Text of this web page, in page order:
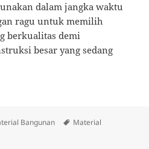
dalam jangka waktu
ragu untuk memilih
berkualitas demi
besar yang sedang
Bangunan Tags
Material